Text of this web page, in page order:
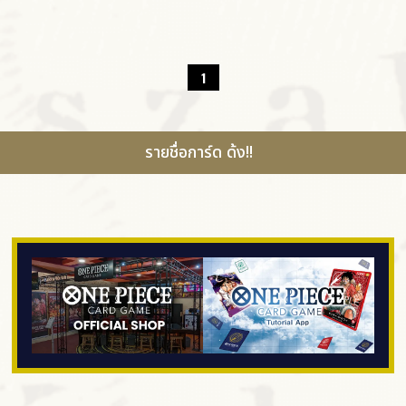
1
รายชื่อการ์ด ด้ง!!